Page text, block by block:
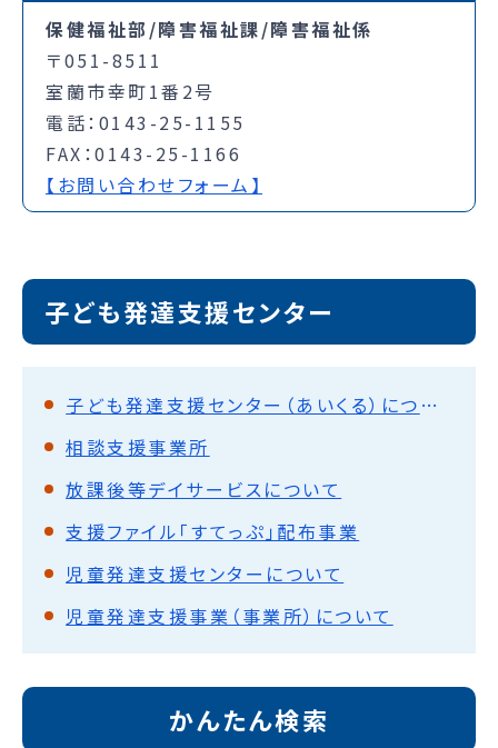
保健福祉部/障害福祉課/障害福祉係
〒051-8511
室蘭市幸町1番2号
電話：0143-25-1155
FAX：0143-25-1166
【お問い合わせフォーム】
子ども発達支援センター
子ども発達支援センター（あいくる）について
相談支援事業所
放課後等デイサービスについて
支援ファイル「すてっぷ」配布事業
児童発達支援センターについて
児童発達支援事業（事業所）について
かんたん検索